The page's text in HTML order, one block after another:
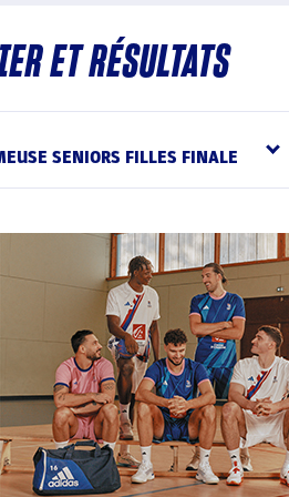
ET RÉSULTATS
SENIORS FILLES FINALE